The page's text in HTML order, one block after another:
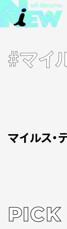
#マイ
マイルス・
PICK